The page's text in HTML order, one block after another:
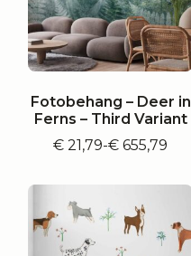
Fotobehang – Deer in
Ferns – Third Variant
€ 21,79-€ 655,79
Prijsklasse:
€ 655,79